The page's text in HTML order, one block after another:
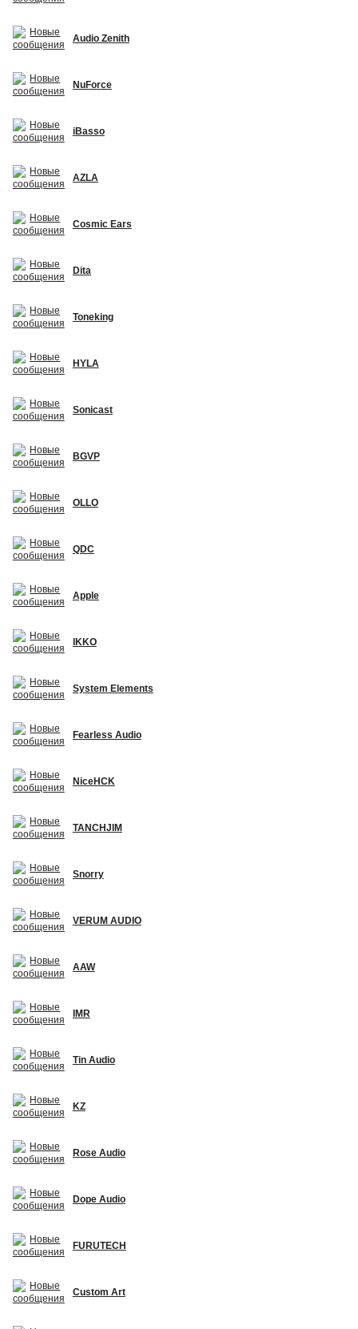
Audio Zenith
NuForce
iBasso
AZLA
Cosmic Ears
Dita
Toneking
HYLA
Sonicast
BGVP
OLLO
QDC
Apple
IKKO
System Elements
Fearless Audio
NiceHCK
TANCHJIM
Snorry
VERUM AUDIO
AAW
IMR
Tin Audio
KZ
Rose Audio
Dope Audio
FURUTECH
Custom Art